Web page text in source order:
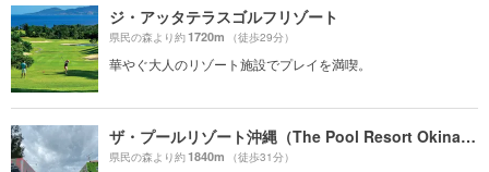
ジ・アッタテラスゴルフリゾート
県民の森より約1720m （徒歩29分）
華やぐ大人のリゾート施設でプレイを満喫。
ザ・プールリゾート沖縄（The Pool Resort Okinawa）
県民の森より約1840m （徒歩31分）